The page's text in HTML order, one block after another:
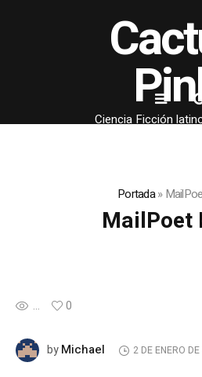
Ciencia Ficción
Portada»
MailPoet
... 0
byMichael 2 DE ENERO